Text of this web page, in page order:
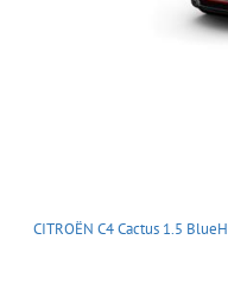
CITROËN C4 Cactus 1.5